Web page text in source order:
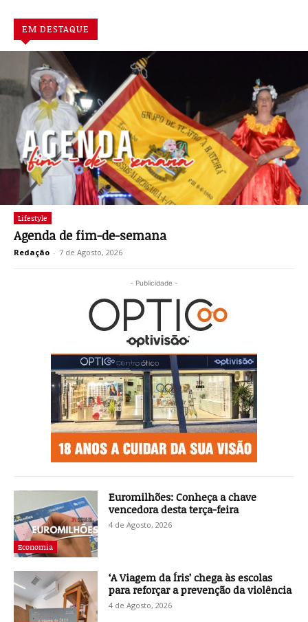
EM DESTAQUE
Lifestyle
Agenda de fim-de-semana
Redação - 7 de Agosto, 2026
- Publicidade -
Economia
Euromilhões: Conheça a chave
vencedora desta terça-feira
4 de Agosto, 2026
‘A Viagem da Íris’ chega às escolas
para reforçar a prevenção da violência
4 de Agosto, 2026